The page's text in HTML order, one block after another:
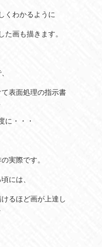
くわかるように
た画も描きます。
表面処理の指示書
に・・・
実際です。
には、
るほど画が上達し